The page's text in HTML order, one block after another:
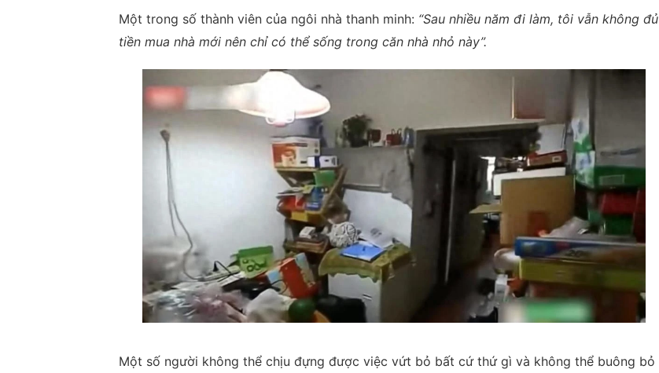
Một trong số thành viên của ngôi nhà thanh minh: “Sau nhiều năm đi làm, tôi vẫn không đủ
tiền mua nhà mới nên chỉ có thể sống trong căn nhà nhỏ này”.
Một số người không thể chịu đựng được việc vứt bỏ bất cứ thứ gì và không thể buông bỏ